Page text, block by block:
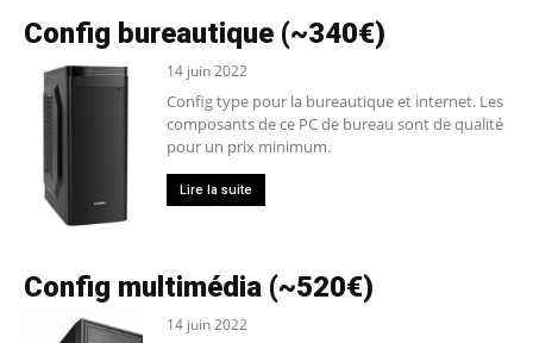
Config bureautique (~340€)
14 juin 2022
Config type pour la bureautique et internet. Les
composants de ce PC de bureau sont de qualité
pour un prix minimum.
Lire la suite
Config multimédia (~520€)
14 juin 2022